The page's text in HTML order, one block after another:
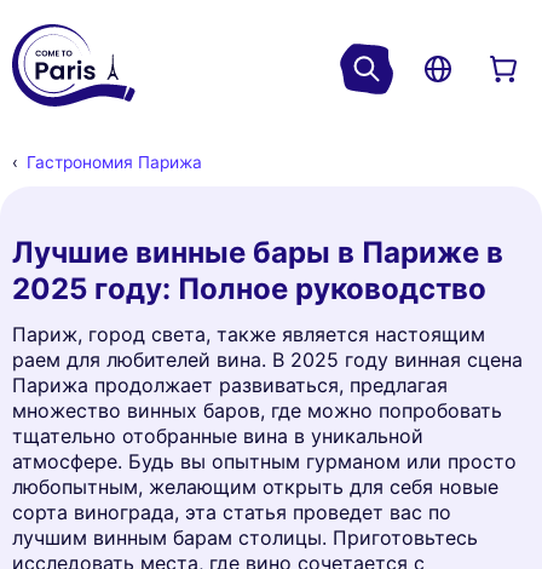
Гастрономия Парижа
Лучшие винные бары в Париже в
2025 году: Полное руководство
Париж, город света, также является настоящим
раем для любителей вина. В 2025 году винная сцена
Парижа продолжает развиваться, предлагая
множество винных баров, где можно попробовать
тщательно отобранные вина в уникальной
атмосфере. Будь вы опытным гурманом или просто
любопытным, желающим открыть для себя новые
сорта винограда, эта статья проведет вас по
лучшим винным барам столицы. Приготовьтесь
исследовать места, где вино сочетается с